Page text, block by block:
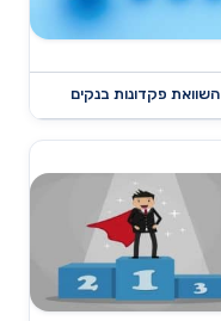
השוואת פקדונות בנקים